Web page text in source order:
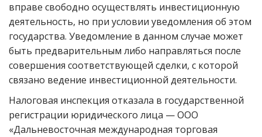
вправе свободно осуществлять инвестиционную
деятельность, но при условии уведомления об этом
государства. Уведомление в данном случае может
быть предварительным либо направляться после
совершения соответствующей сделки, с которой
связано ведение инвестиционной деятельности.
Налоговая инспекция отказала в государственной
регистрации юридического лица — ООО
«Дальневосточная международная торговая